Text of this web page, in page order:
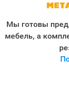
Мы готовы
мебель, а